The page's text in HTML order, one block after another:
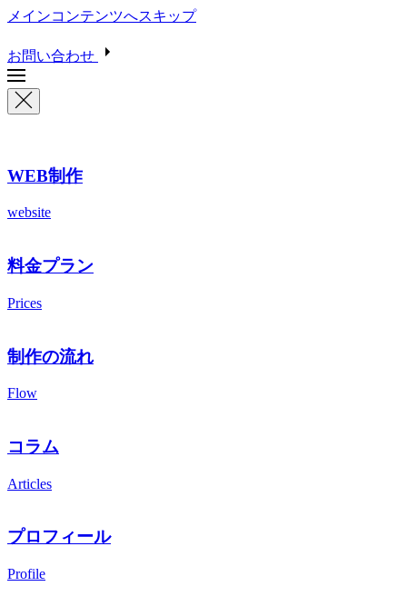
メインコンテンツへスキップ
お問い合わせ
WEB制作
website
料金プラン
Prices
制作の流れ
Flow
コラム
Articles
プロフィール
Profile